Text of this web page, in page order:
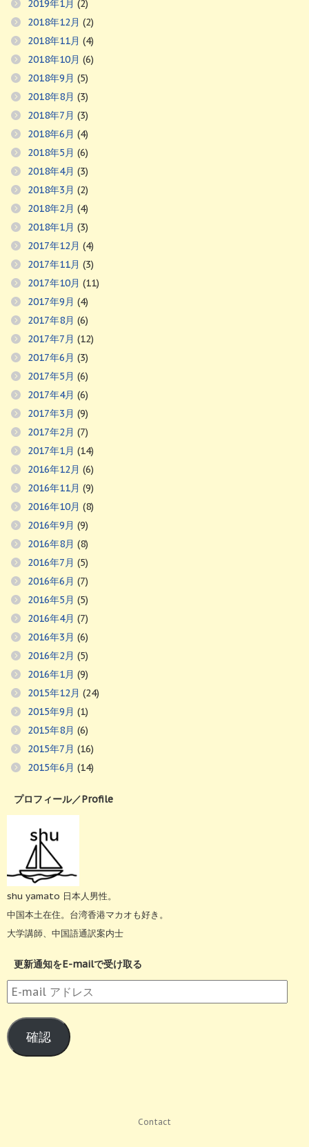
2019年1月 (2)
2018年12月 (2)
2018年11月 (4)
2018年10月 (6)
2018年9月 (5)
2018年8月 (3)
2018年7月 (3)
2018年6月 (4)
2018年5月 (6)
2018年4月 (3)
2018年3月 (2)
2018年2月 (4)
2018年1月 (3)
2017年12月 (4)
2017年11月 (3)
2017年10月 (11)
2017年9月 (4)
2017年8月 (6)
2017年7月 (12)
2017年6月 (3)
2017年5月 (6)
2017年4月 (6)
2017年3月 (9)
2017年2月 (7)
2017年1月 (14)
2016年12月 (6)
2016年11月 (9)
2016年10月 (8)
2016年9月 (9)
2016年8月 (8)
2016年7月 (5)
2016年6月 (7)
2016年5月 (5)
2016年4月 (7)
2016年3月 (6)
2016年2月 (5)
2016年1月 (9)
2015年12月 (24)
2015年9月 (1)
2015年8月 (6)
2015年7月 (16)
2015年6月 (14)
プロフィール／Profile
shu yamato 日本人男性。
中国本土在住。台湾香港マカオも好き。
大学講師、中国語通訳案内士
更新通知をE-mailで受け取る
E-
mail
ア
ド
レ
確認
Contact